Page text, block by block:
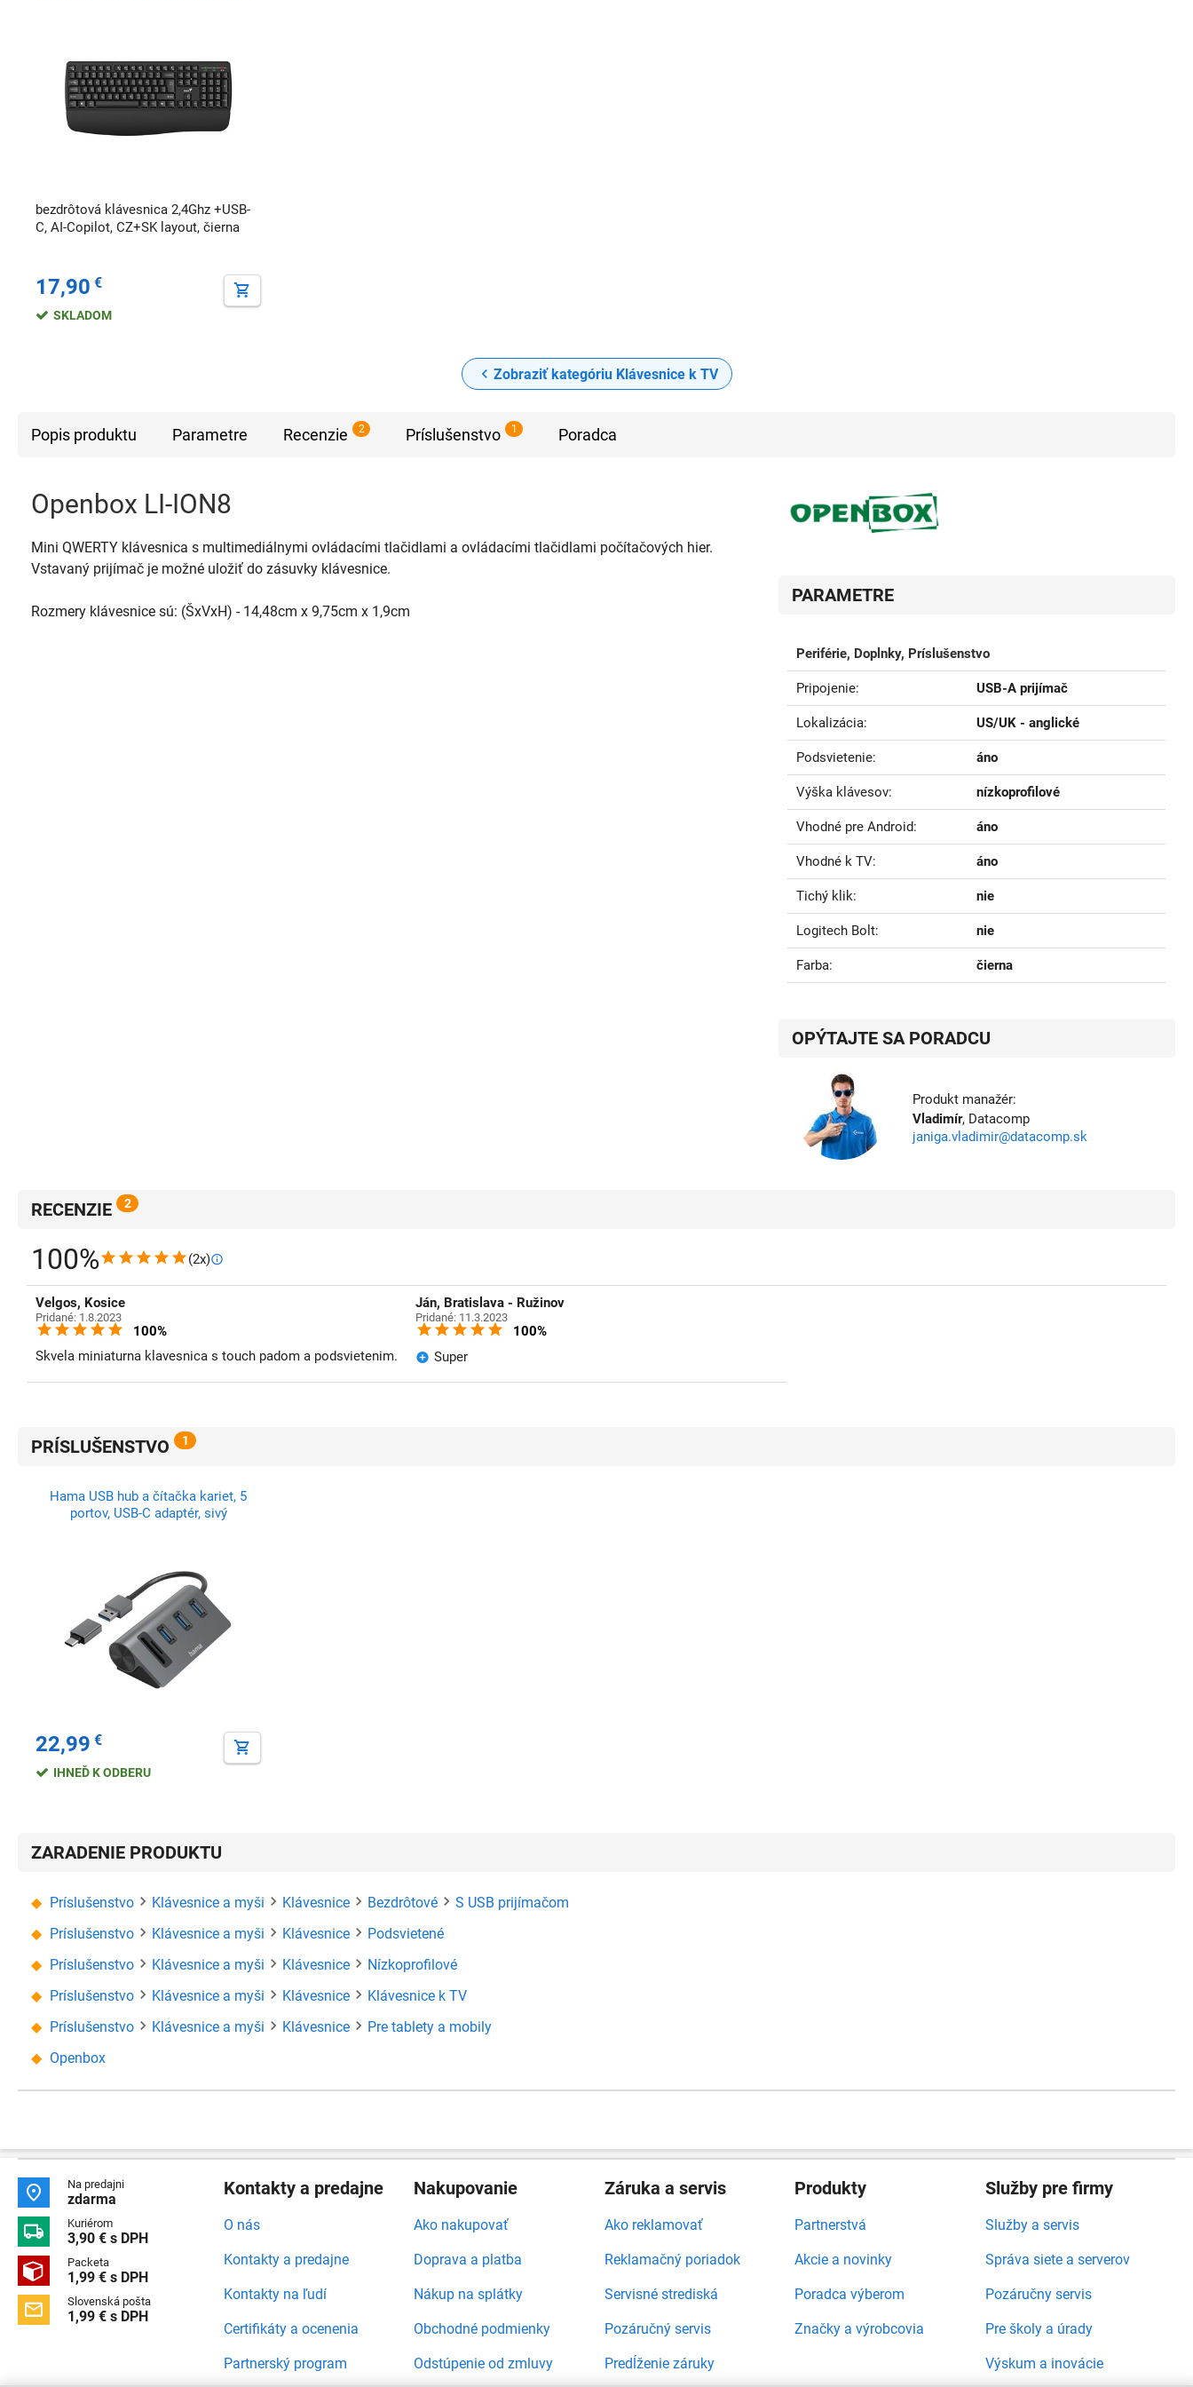
bezdrôtová klávesnica 2,4Ghz +USB-
C, AI-Copilot, CZ+SK layout, čierna
17,90 €
SKLADOM
Zobraziť kategóriu Klávesnice k TV
Popis produktu Parametre Recenzie 2 Príslušenstvo 1 Poradca
Openbox LI-ION8
Mini QWERTY klávesnica s multimediálnymi ovládacími tlačidlami a ovládacími tlačidlami počítačových hier.
Vstavaný prijímač je možné uložiť do zásuvky klávesnice.
Rozmery klávesnice sú: (ŠxVxH) - 14,48cm x 9,75cm x 1,9cm
PARAMETRE
Periférie, Doplnky, Príslušenstvo
Pripojenie USB-A prijímač
Lokalizácia US/UK - anglické
Podsvietenie áno
Výška klávesov nízkoprofilové
Vhodné pre Android áno
Vhodné k TV áno
Tichý klik nie
Logitech Bolt nie
Farba čierna
OPÝTAJTE SA PORADCU
Produkt manažér:
Vladimír, Datacomp
janiga.vladimir@datacomp.sk
RECENZIE 2
100% (2x)
Velgos, Kosice
Pridané: 1.8.2023
100%
Skvela miniaturna klavesnica s touch padom a podsvietenim.
Ján, Bratislava - Ružinov
Pridané: 11.3.2023
100%
Super
PRÍSLUŠENSTVO 1
Hama USB hub a čítačka kariet, 5
portov, USB-C adaptér, sivý
22,99 €
IHNEĎ K ODBERU
ZARADENIE PRODUKTU
Príslušenstvo Klávesnice a myši Klávesnice Bezdrôtové
S USB prijímačom
Príslušenstvo
Klávesnice a myši Klávesnice
Podsvietené
Príslušenstvo
Klávesnice a myši Klávesnice
Nízkoprofilové
Príslušenstvo
Klávesnice a myši Klávesnice
Klávesnice k TV
Príslušenstvo
Klávesnice a myši Klávesnice
Pre tablety a mobily
Openbox
 Na predajni
zdarma
 Kuriérom
3,90 € s DPH
 Packeta
1,99 € s DPH
 Slovenská pošta
1,99 € s DPH
Kontakty a predajne
O nás
Kontakty a predajne
Kontakty na ľudí
Certifikáty a ocenenia
Partnerský program
Nakupovanie
Ako nakupovať
Doprava a platba
Nákup na splátky
Obchodné podmienky
Odstúpenie od zmluvy
Záruka a servis
Ako reklamovať
Reklamačný poriadok
Servisné strediská
Pozáručný servis
Predĺženie záruky
Produkty
Partnerstvá
Akcie a novinky
Poradca výberom
Značky a výrobcovia
Služby pre firmy
Služby a servis
Správa siete a serverov
Pozáručny servis
Pre školy a úrady
Výskum a inovácie